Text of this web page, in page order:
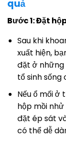
quả
Bước 1: Đặt
Sau khi
xuất hiện,
đặt ở những
tổ sinh sống
Nếu ổ mối
hộp mồi
đặt ép sát
có thể dễ